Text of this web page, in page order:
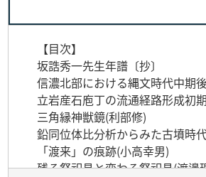
【目次】
坂誥秀一先生年譜〔抄〕
信濃北部における縄文時代中期
立岩産石庖丁の流通経路形成初
三角縁神獣鏡(利部修)
鉛同位体比分析からみた古墳時
「渡来」の痕跡(小高幸男)
残る祭祀具と変わる祭祀具(渡邊